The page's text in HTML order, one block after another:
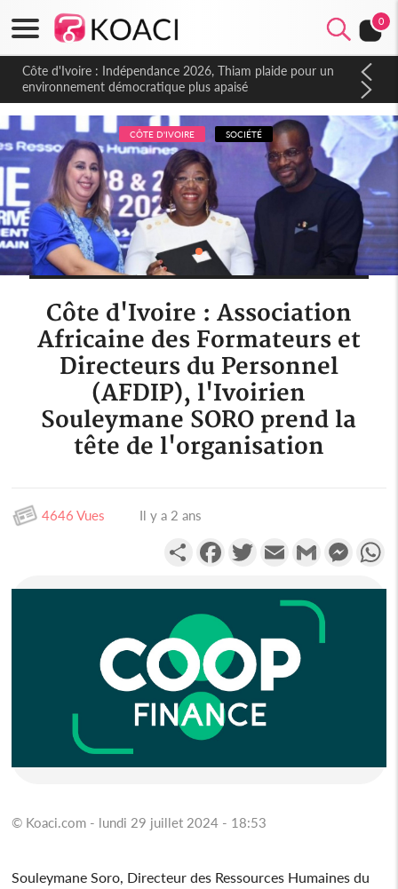
0
Côte d'Ivoire : Indépendance 2026, Thiam plaide pour un
environnement démocratique plus apaisé
CÔTE D'IVOIRE SOCIÉTÉ
Côte d'Ivoire : Association
Africaine des Formateurs et
Directeurs du Personnel
(AFDIP), l'Ivoirien
Souleymane SORO prend la
tête de l'organisation
4646 Vues Il y a 2 ans
PartagerFacebookTwitterEmail Gmail
© Koaci.com - lundi 29 juillet 2024 - 18:53
Souleymane Soro, Directeur des Ressources Humaines du